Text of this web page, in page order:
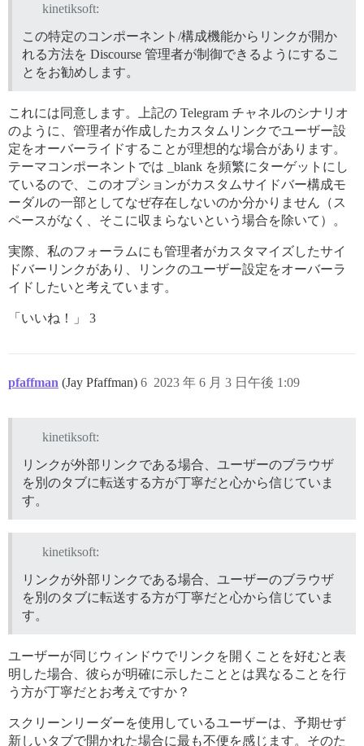
kinetiksoft:
この特定のコンポーネント/構成機能からリンクが開か
れる方法を Discourse 管理者が制御できるようにするこ
とをお勧めします。
これには同意します。上記の Telegram チャネルのシナリオ
のように、管理者が作成したカスタムリンクでユーザー設
定をオーバーライドすることが理想的な場合があります。
テーマコンポーネントでは _blank を頻繁にターゲットにし
ているので、このオプションがカスタムサイドバー構成モ
ーダルの一部としてなぜ存在しないのか分かりません（ス
ペースがなく、そこに収まらないという場合を除いて）。
実際、私のフォーラムにも管理者がカスタマイズしたサイ
ドバーリンクがあり、リンクのユーザー設定をオーバーラ
イドしたいと考えています。
「いいね！」 3
pfaffman (Jay Pfaffman) 2023 年 6 月 3 日午後 1:09
6
kinetiksoft:
リンクが外部リンクである場合、ユーザーのブラウザ
を別のタブに転送する方が丁寧だと心から信じていま
す。
kinetiksoft:
リンクが外部リンクである場合、ユーザーのブラウザ
を別のタブに転送する方が丁寧だと心から信じていま
す。
ユーザーが同じウィンドウでリンクを開くことを好むと表
明した場合、彼らが明確に示したこととは異なることを行
う方が丁寧だとお考えですか？
スクリーンリーダーを使用しているユーザーは、予期せず
新しいタブで開かれた場合に最も不便を感じます。そのた